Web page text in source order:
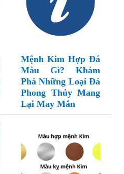
Mệnh Kim Hợp Đá
Màu Gì? Khám
Phá Những Loại Đá
Phong Thủy Mang
Lại May Mắn